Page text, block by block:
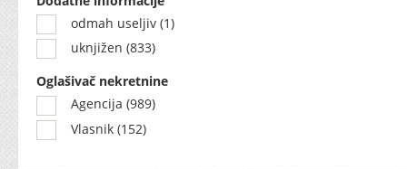
odmah useljiv (1)
uknjižen (833)
Oglašivač nekretnine
Agencija (989)
Vlasnik (152)